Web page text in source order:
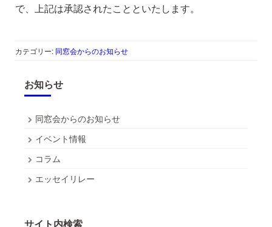
で、上記は承認されたことといたします。
カテゴリー: 同窓会からのお知らせ
お知らせ
同窓会からのお知らせ
イベント情報
コラム
エッセイリレー
サイト内検索